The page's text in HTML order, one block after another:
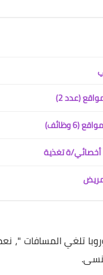
(عدد 2)
(6 وظائف)
ة تغذية
تلغي المسافات "،
يُنسى.